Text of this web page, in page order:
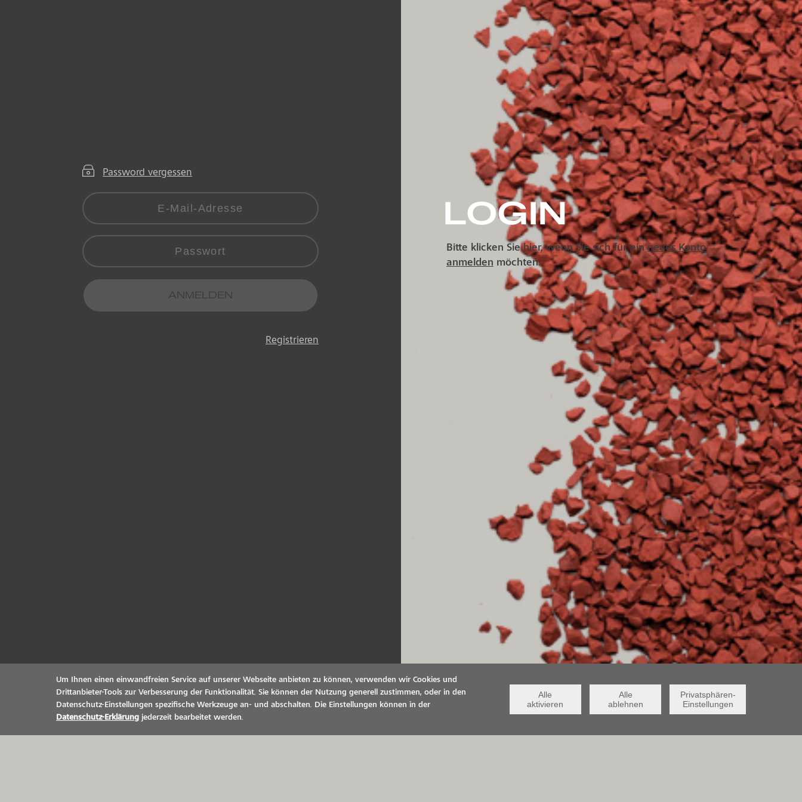
Password vergessen
ANMELDEN
Registrieren
LOGIN
Bitte klicken Sie hier, wenn Sie sich für einneues Konto
anmelden möchten.
Um Ihnen einen einwandfreien Service auf unserer Webseite anbieten zu können, verwenden wir Cookies und
Drittanbieter-Tools zur Verbesserung der Funktionalität. Sie können der Nutzung generell zustimmen, oder in den
Datenschutz-Einstellungen spezifische Werkzeuge an- und abschalten. Die Einstellungen können in der
Datenschutz-Erklärung jederzeit bearbeitet werden.
Alle
aktivieren
Alle
ablehnen
Privatsphären-
Einstellungen